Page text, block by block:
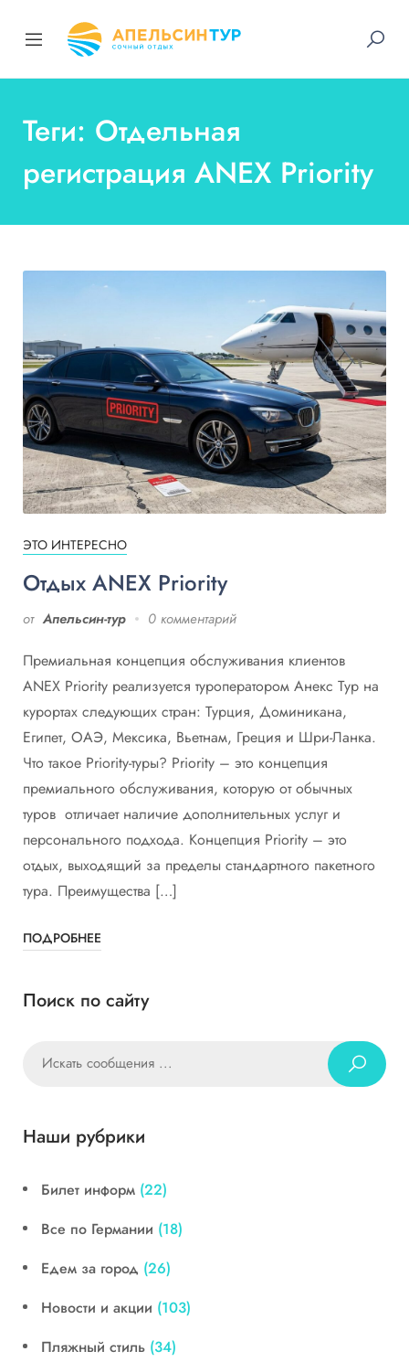
Теги: Отдельная
регистрация ANEX Priority
ЭТО ИНТЕРЕСНО
Отдых ANEX Priority
от Апельсин-тур 0 комментарий
Премиальная концепция обслуживания клиентов
ANEX Priority реализуется туроператором Анекс Тур на
курортах следующих стран: Турция, Доминикана,
Египет, ОАЭ, Мексика, Вьетнам, Греция и Шри-Ланка.
Что такое Priority-туры? Priority – это концепция
премиального обслуживания, которую от обычных
туров отличает наличие дополнительных услуг и
персонального подхода. Концепция Priority – это
отдых, выходящий за пределы стандартного пакетного
тура. Преимущества […]
ПОДРОБНЕЕ
Поиск по сайту
Наши рубрики
Билет информ (22)
Все по Германии (18)
Едем за город (26)
Новости и акции (103)
Пляжный стиль (34)